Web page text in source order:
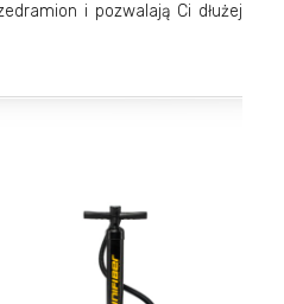
i pozwalają Ci dłużej